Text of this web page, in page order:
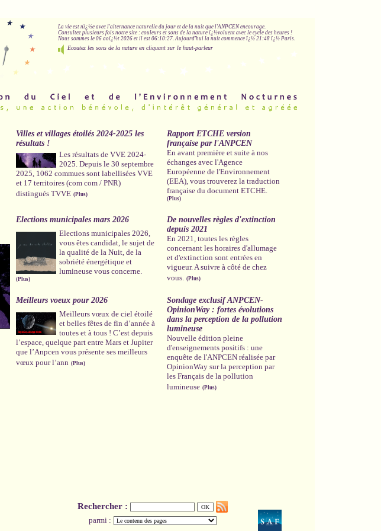
La vie est nï¿½e avec l'alternance naturelle du jour et de la nuit que l'ANPCEN encourage.
Consultez plusieurs fois notre site : couleurs et sons de la nature ï¿½voluent avec le cycle des heures !
Nous sommes le 06 aoï¿½t 2026 et il est 06:10:28.Aujourd'hui la nuit commence ï¿½ 21:48 ï¿½ Paris.
Ecoutez les sons de la nature en cliquant sur le haut-parleur
Villes et villages étoilés 2024-2025 les
résultats !
Les résultats de VVE 2024-
2025. Depuis le 30 septembre
2025, 1062 commues sont labellisées VVE
et 17 territoires (com com / PNR)
distingués TVVE (Plus)
Rapport ETCHE version
française par l'ANPCEN
En avant première et suite à nos
échanges avec l'Agence
Européenne de l'Environnement
(EEA), vous trouverez la traduction
française du document ETCHE.
(Plus)
Elections municipales mars 2026
Elections municipales 2026,
vous êtes candidat, le sujet de
la qualité de la Nuit, de la
sobriété énergétique et
lumineuse vous concerne.
(Plus)
De nouvelles règles d'extinction
depuis 2021
En 2021, toutes les règles
concernant les horaires d'allumage
et d'extinction sont entrées en
vigueur. A suivre à côté de chez
vous. (Plus)
Meilleurs voeux pour 2026
Meilleurs vœux de ciel étoilé
et belles fêtes de fin d’année à
toutes et à tous ! C’est depuis
l’espace, quelque part entre Mars et Jupiter
que l’Anpcen vous présente ses meilleurs
vœux pour l’ann (Plus)
Sondage exclusif ANPCEN-
OpinionWay : fortes évolutions
dans la perception de la pollution
lumineuse
Nouvelle édition pleine
d'enseignements positifs : une
enquête de l'ANPCEN réalisée par
OpinionWay sur la perception par
les Français de la pollution
lumineuse (Plus)
Rechercher :
parmi :